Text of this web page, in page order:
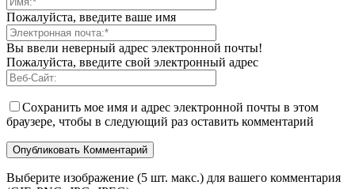
Пожалуйста, введите ваше имя
Вы ввели неверный адрес электронной почты!
Пожалуйста, введите свой электронный адрес
Сохранить мое имя и адрес электронной почты в этом
браузере, чтобы в следующий раз оставить комментарий
Выберите изображение (5 шт. макс.) для вашего комментария